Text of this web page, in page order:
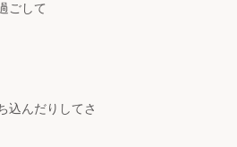
ごして
込んだりしてさ